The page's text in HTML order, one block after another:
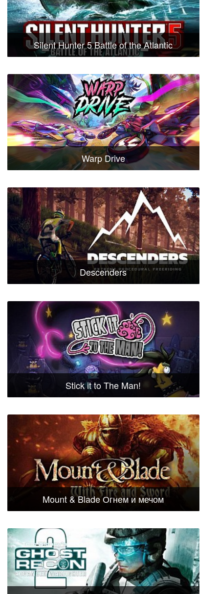
Silent Hunter 5 Battle of the Atlantic
Warp Drive
Descenders
Stick it to The Man!
Mount & Blade Огнем и мечом